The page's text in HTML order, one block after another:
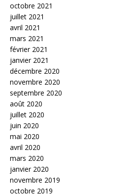
octobre 2021
juillet 2021
avril 2021
mars 2021
février 2021
janvier 2021
décembre 2020
novembre 2020
septembre 2020
août 2020
juillet 2020
juin 2020
mai 2020
avril 2020
mars 2020
janvier 2020
novembre 2019
octobre 2019